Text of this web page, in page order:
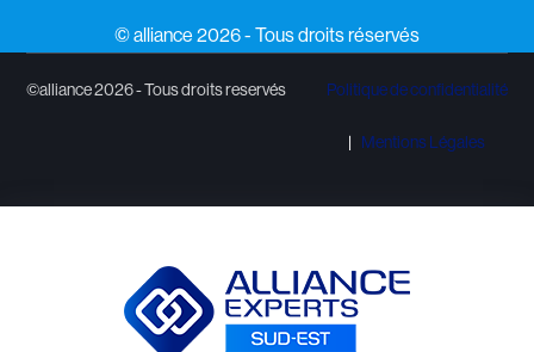
©️ alliance 2026 - Tous droits réservés
©alliance 2026 - Tous droits reservés Politique de confidentialité
Mentions Légales